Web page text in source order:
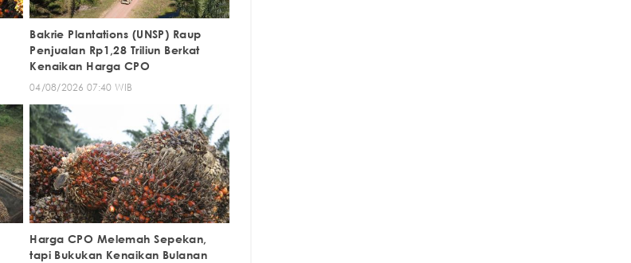
Bakrie Plantations (UNSP) Raup
Penjualan Rp1,28 Triliun Berkat
Kenaikan Harga CPO
04/08/2026 07:40 WIB
Harga CPO Melemah Sepekan,
tapi Bukukan Kenaikan Bulanan